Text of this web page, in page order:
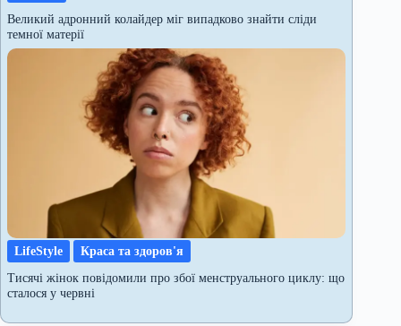
Великий адронний колайдер міг випадково знайти сліди
темної матерії
LifeStyle
Краса та здоров'я
Тисячі жінок повідомили про збої менструального циклу: що
сталося у червні